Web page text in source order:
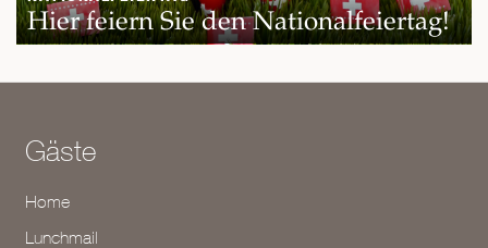
Hier feiern Sie den Nationalfeiertag!
Gäste
Home
Lunchmail